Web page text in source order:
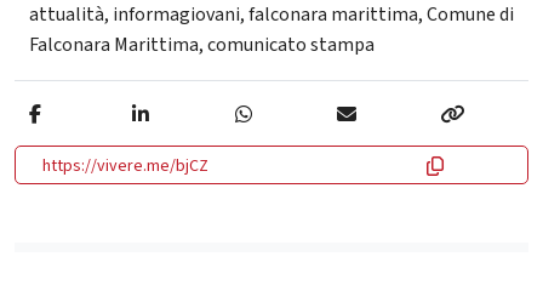
attualità, informagiovani,falconara marittima,Comune di
Falconara Marittima,comunicato stampa
https://vivere.me/bjCZ